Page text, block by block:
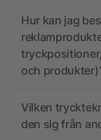
Hur kan jag
och
Vilken
den sig från